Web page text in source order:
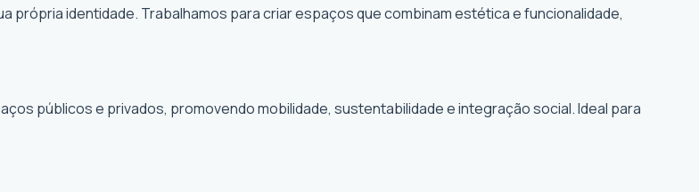
própria identidade. Trabalhamos para criar espaços que combinam estética e funcionalidade,
públicos e privados, promovendo mobilidade, sustentabilidade e integração social. Ideal para